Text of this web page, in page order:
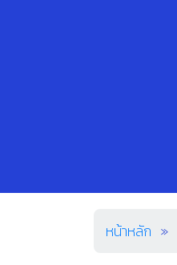
หน้าหลัก